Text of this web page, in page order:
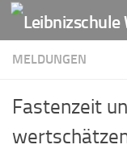
Zum Inhalt
MELDUNGEN
Fastenzeit